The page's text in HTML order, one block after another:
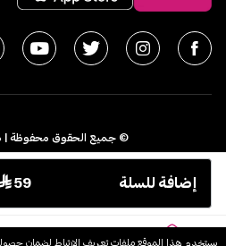
إضافة للسلة 59
© جميع الحقوق محفوظة |
سجل تجاري 1010611077 - الرقم الضريبي 300055804900003
اﻟﻤﻤﻠﻜﺔ اﻟﻌﺮﺑﻴﺔ